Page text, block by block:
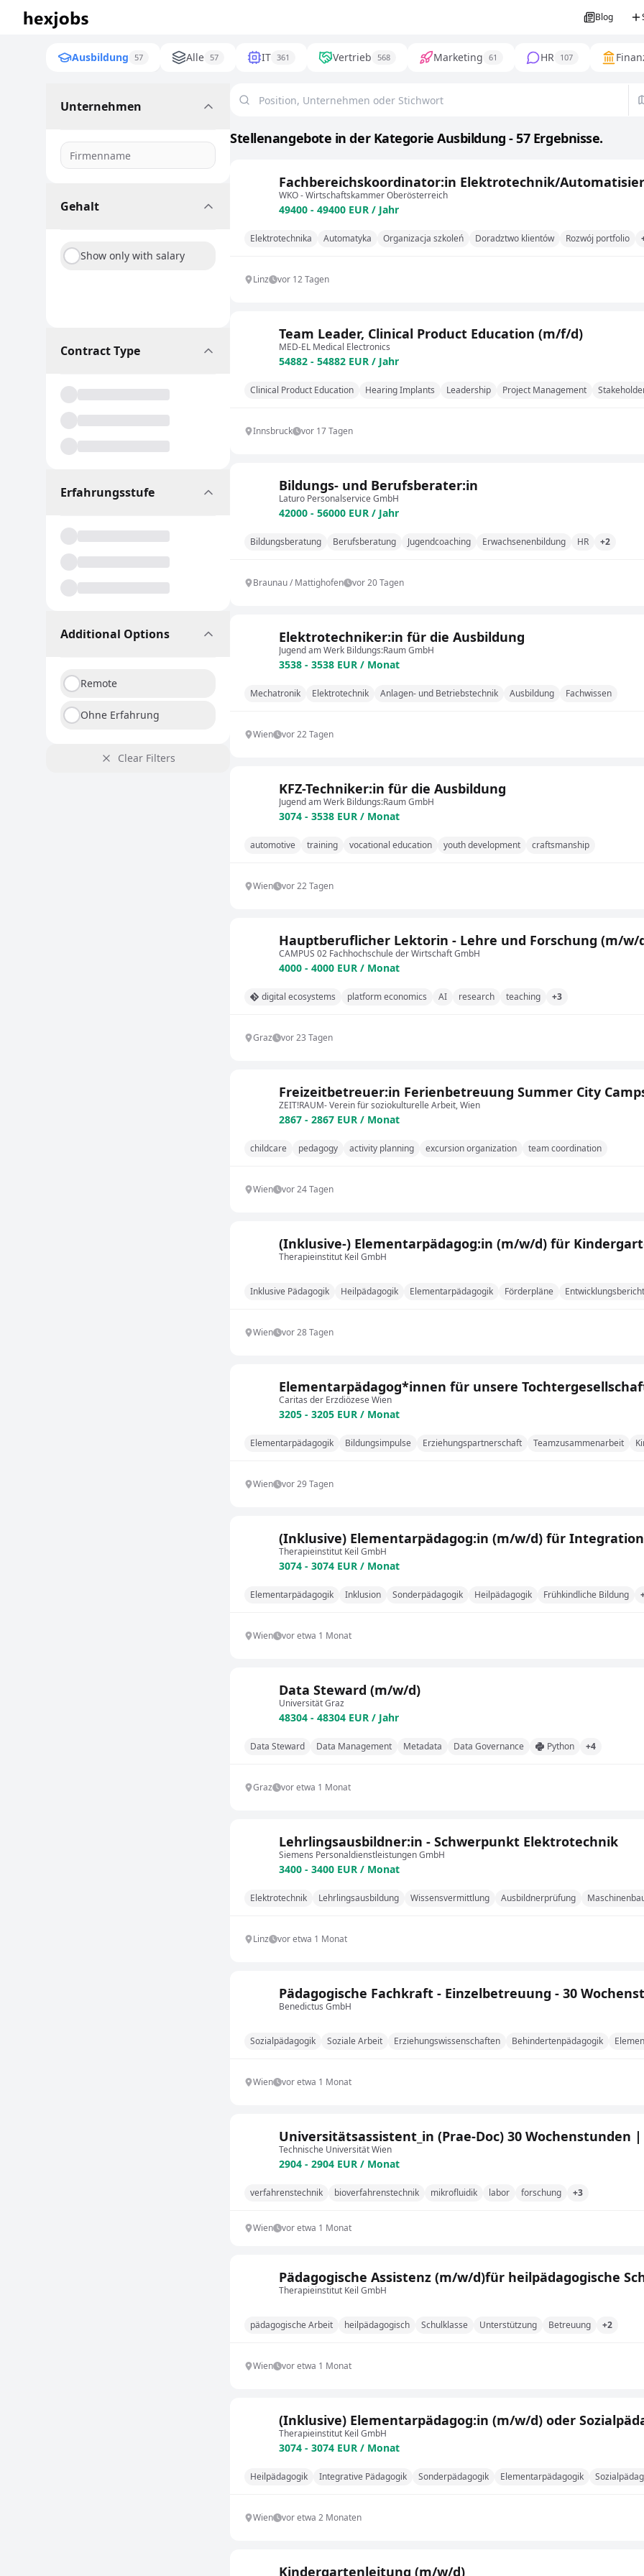
Blog
Ausbildung 57 Alle 57 IT 361 Vertrieb 568 Marketing 61 HR 107
Unternehmen
Gehalt
Show only with salary
Contract Type
Erfahrungsstufe
Additional Options
Remote
Ohne Erfahrung
Clear Filters
Stellenangebote in der Kategorie Ausbildung - 57 Ergebnisse.
Fachbereichskoordinator:in Elektrotechnik/
WKO - Wirtschaftskammer Oberösterreich
49400 - 49400 EUR / Jahr
Elektrotechnika Automatyka Organizacja szkoleń Doradztwo klientów Rozwój portfolio
Linz vor 12 Tagen
Team Leader, Clinical Product Education (m/f/d)
MED-EL Medical Electronics
54882 - 54882 EUR / Jahr
Clinical Product Education Hearing Implants Leadership Project Management
Innsbruck vor 17 Tagen
Bildungs- und Berufsberater:in
Laturo Personalservice GmbH
42000 - 56000 EUR / Jahr
Bildungsberatung Berufsberatung Jugendcoaching Erwachsenenbildung HR +2
Braunau / Mattighofen vor 20 Tagen
Elektrotechniker:in für die Ausbildung
Jugend am Werk Bildungs:Raum GmbH
3538 - 3538 EUR / Monat
Mechatronik Elektrotechnik Anlagen- und Betriebstechnik Ausbildung Fachwissen
Wien vor 22 Tagen
KFZ-Techniker:in für die Ausbildung
Jugend am Werk Bildungs:Raum GmbH
3074 - 3538 EUR / Monat
automotive training vocational education youth development craftsmanship
Wien vor 22 Tagen
Hauptberuflicher Lektorin - Lehre und Forschung (m/w/
CAMPUS 02 Fachhochschule der Wirtschaft GmbH
4000 - 4000 EUR / Monat
digital ecosystems platform economics AI research teaching +3
Graz vor 23 Tagen
Freizeitbetreuer:in Ferienbetreuung Summer City
ZEIT!RAUM- Verein für soziokulturelle Arbeit, Wien
2867 - 2867 EUR / Monat
childcare pedagogy activity planning excursion organization team coordination
Wien vor 24 Tagen
(Inklusive-) Elementarpädagog:in (m/w/d) für
Therapieinstitut Keil GmbH
Inklusive Pädagogik Heilpädagogik Elementarpädagogik Förderpläne
Wien vor 28 Tagen
Elementarpädagog*innen für unsere
Caritas der Erzdiözese Wien
3205 - 3205 EUR / Monat
Elementarpädagogik Bildungsimpulse Erziehungspartnerschaft Teamzusammenarbeit
Wien vor 29 Tagen
(Inklusive) Elementarpädagog:in (m/w/d) für
Therapieinstitut Keil GmbH
3074 - 3074 EUR / Monat
Elementarpädagogik Inklusion Sonderpädagogik Heilpädagogik Frühkindliche Bildung
Wien vor etwa 1 Monat
Data Steward (m/w/d)
Universität Graz
48304 - 48304 EUR / Jahr
Data Steward Data Management Metadata Data Governance Python +4
Graz vor etwa 1 Monat
Lehrlingsausbildner:in - Schwerpunkt Elektrotechnik
Siemens Personaldienstleistungen GmbH
3400 - 3400 EUR / Monat
Elektrotechnik Lehrlingsausbildung Wissensvermittlung Ausbildnerprüfung
Linz vor etwa 1 Monat
Pädagogische Fachkraft - Einzelbetreuung - 30
Benedictus GmbH
Sozialpädagogik Soziale Arbeit Erziehungswissenschaften Behindertenpädagogik
Wien vor etwa 1 Monat
Universitätsassistent_in (Prae-Doc) 30 Wochenstunden
Technische Universität Wien
2904 - 2904 EUR / Monat
verfahrenstechnik bioverfahrenstechnik mikrofluidik labor forschung +3
Wien vor etwa 1 Monat
Pädagogische Assistenz (m/w/d)für heilpädagogische
Therapieinstitut Keil GmbH
pädagogische Arbeit heilpädagogisch Schulklasse Unterstützung Betreuung +2
Wien vor etwa 1 Monat
(Inklusive) Elementarpädagog:in (m/w/d) oder
Therapieinstitut Keil GmbH
3074 - 3074 EUR / Monat
Heilpädagogik Integrative Pädagogik Sonderpädagogik Elementarpädagogik
Wien vor etwa 2 Monaten
Kindergartenleitung (m/w/d)